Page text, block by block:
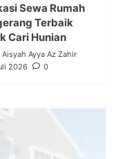
Sewa Rumah
Terbaik
Cari Hunian
Ayya Az Zahir
2026
0